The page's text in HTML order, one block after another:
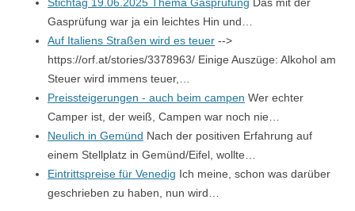
Gasprüfung war ja ein leichtes Hin und…
Auf Italiens Straßen wird es teuer -->
https://orf.at/stories/3378963/ Einige Auszüge: Alkohol am
Steuer wird immens teuer,…
Preissteigerungen - auch beim campen Wer echter
Camper ist, der weiß, Campen war noch nie…
Neulich in Gemünd Nach der positiven Erfahrung auf
einem Stellplatz in Gemünd/Eifel, wollte…
Eintrittspreise für Venedig Ich meine, schon was darüber
geschrieben zu haben, nun wird…